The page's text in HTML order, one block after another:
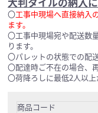
〇工事中現場へ直接納入
ます。
〇工事中現場宛や配送数
ります。
〇パレットの状態での配
〇配達時ご不在の場合、
〇荷降ろしに最低2人以
商品コード